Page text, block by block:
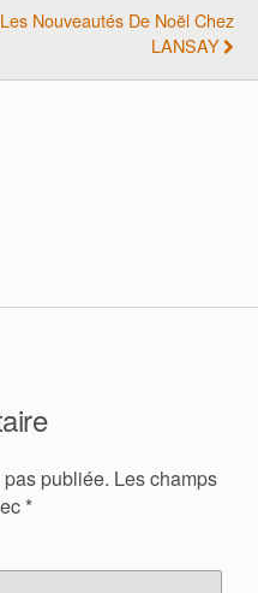
Les Nouveautés De Noël Chez
LANSAY
publiée. Les champs
*